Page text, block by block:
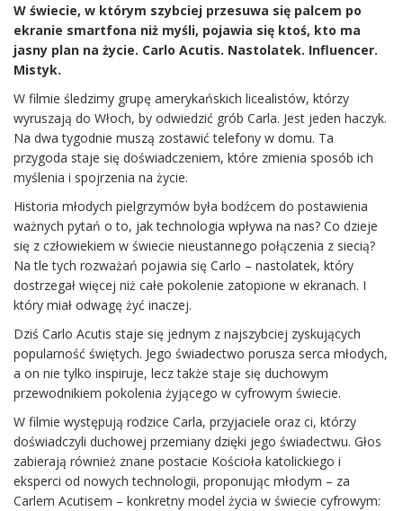
W świecie, w którym szybciej przesuwa się palcem po
ekranie smartfona niż myśli, pojawia się ktoś, kto ma
jasny plan na życie. Carlo Acutis. Nastolatek. Influencer.
Mistyk.
W filmie śledzimy grupę amerykańskich licealistów, którzy
wyruszają do Włoch, by odwiedzić grób Carla. Jest jeden haczyk.
Na dwa tygodnie muszą zostawić telefony w domu. Ta
przygoda staje się doświadczeniem, które zmienia sposób ich
myślenia i spojrzenia na życie.
Historia młodych pielgrzymów była bodźcem do postawienia
ważnych pytań o to, jak technologia wpływa na nas? Co dzieje
się z człowiekiem w świecie nieustannego połączenia z siecią?
Na tle tych rozważań pojawia się Carlo – nastolatek, który
dostrzegał więcej niż całe pokolenie zatopione w ekranach. I
który miał odwagę żyć inaczej.
Dziś Carlo Acutis staje się jednym z najszybciej zyskujących
popularność świętych. Jego świadectwo porusza serca młodych,
a on nie tylko inspiruje, lecz także staje się duchowym
przewodnikiem pokolenia żyjącego w cyfrowym świecie.
W filmie występują rodzice Carla, przyjaciele oraz ci, którzy
doświadczyli duchowej przemiany dzięki jego świadectwu. Głos
zabierają również znane postacie Kościoła katolickiego i
eksperci od nowych technologii, proponując młodym – za
Carlem Acutisem – konkretny model życia w świecie cyfrowym: